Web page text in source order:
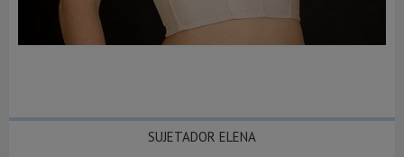
SUJETADOR ELENA